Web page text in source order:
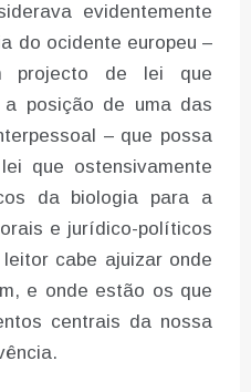
evidentemente
do ocidente europeu –
projecto de lei que
a posição de uma das
– que possa
que ostensivamente
da biologia para a
e jurídico-políticos
cabe ajuizar onde
e onde estão os que
centrais da nossa